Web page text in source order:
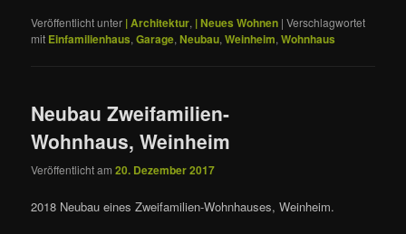
Veröffentlicht unter | Architektur, | Neues Wohnen |Verschlagwortet
mit Einfamilienhaus,Garage,Neubau,Weinheim,Wohnhaus
Neubau Zweifamilien-
Wohnhaus, Weinheim
Veröffentlicht am20. Dezember 2017
2018 Neubau eines Zweifamilien-Wohnhauses, Weinheim.